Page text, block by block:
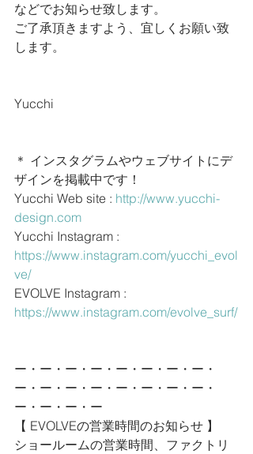
などでお知らせ致します。
ご了承頂きますよう、宜しくお願い致
します。
Yucchi
＊ インスタグラムやウェブサイトにデ
ザインを掲載中です！
Yucchi Web site : http://www.yucchi-
design.com
Yucchi Instagram :
https://www.instagram.com/yucchi_evol
ve/
EVOLVE Instagram :
https://www.instagram.com/evolve_surf/
ー・ー・ー・ー・ー・ー・ー・ー・
ー・ー・ー・ー・ー・ー・ー・ー・
ー・ー・ー・ー
【 EVOLVEの営業時間のお知らせ 】
ショールームの営業時間、ファクトリ